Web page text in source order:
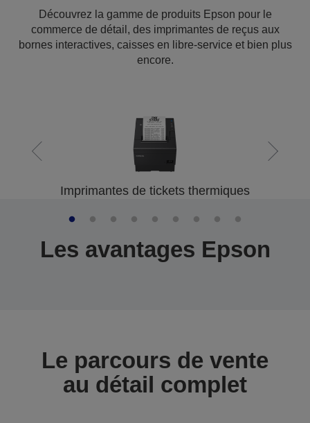
Découvrez la gamme de produits Epson pour le
commerce de détail, des imprimantes de reçus aux
bornes interactives, caisses en libre-service et bien plus
encore.
Imprimantes de tickets thermiques
Les avantages Epson
Le parcours de vente
au détail complet